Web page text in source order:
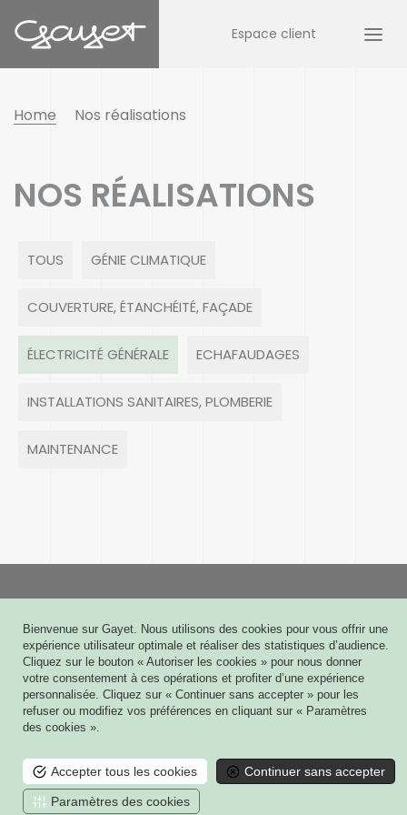
Espace client
Home Nos réalisations
NOS RÉALISATIONS
TOUS GÉNIE CLIMATIQUE
COUVERTURE, ÉTANCHÉITÉ, FAÇADE
ÉLECTRICITÉ GÉNÉRALE ECHAFAUDAGES
INSTALLATIONS SANITAIRES, PLOMBERIE
MAINTENANCE
6 rue Joseph Cugnot - CS 60009
51432 TINQUEUX CEDEX
03 26 08 03 03
Contact
Mes plans 3D
Mon contrat de Maintenance
Mentions légales
Bienvenue sur Gayet. Nous utilisons des cookies pour vous offrir une
expérience utilisateur optimale et réaliser des statistiques d’audience.
Cliquez sur le bouton « Autoriser les cookies » pour nous donner
votre consentement à ces opérations et profiter d’une expérience
personnalisée. Cliquez sur « Continuer sans accepter » pour les
refuser ou modifiez vos préférences en cliquant sur « Paramètres
des cookies ».
Accepter tous les cookies Continuer sans accepter
Paramètres des cookies